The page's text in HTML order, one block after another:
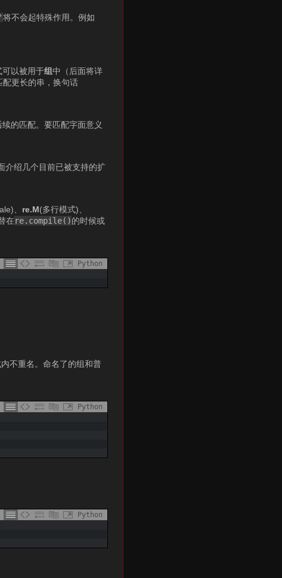
将不会起特殊作用。例如
可以被用于组中（后面将详
更长的串，换句话
的匹配。要匹配字面意义
介绍几个目前已被支持的扩
、 re.M(多行模式)、
在re.compile()的时候或
Python
不重名。命名了的组和普
Python
Python